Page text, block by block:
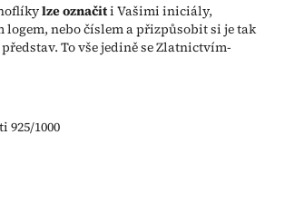
lze označiti Vašimi iniciály,
logem, nebo číslem a přizpůsobit si je tak
To vše jedině se Zlatnictvím-
925/1000